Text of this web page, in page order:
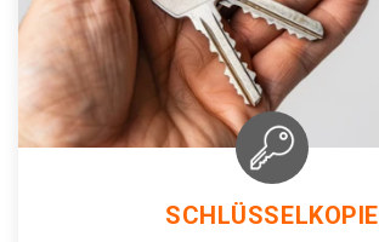
SCHLÜSSELKOPIE